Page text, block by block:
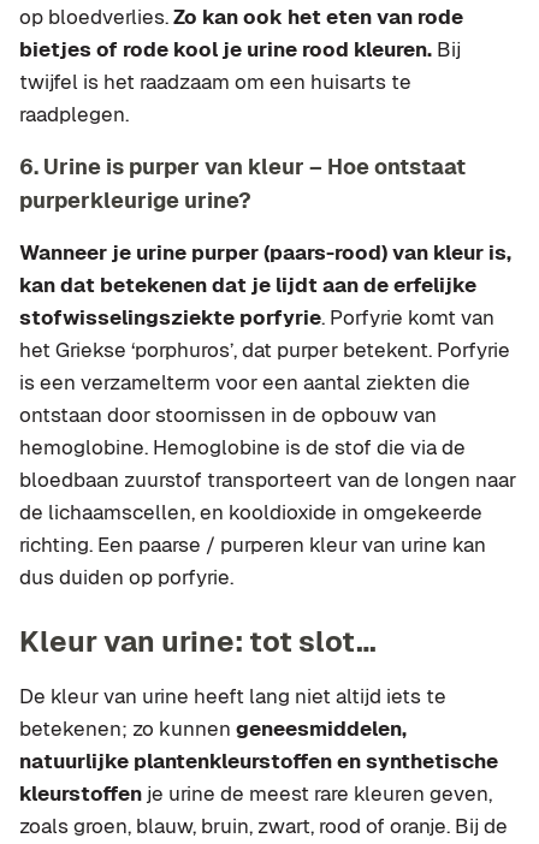
op bloedverlies.Zo kan ook het eten van rode
bietjes of rode kool je urine rood kleuren. Bij
twijfel is het raadzaam om een huisarts te
raadplegen.
6. Urine is purper van kleur – Hoe ontstaat
purperkleurige urine?
Wanneer je urine purper (paars-rood) van kleur is,
kan dat betekenen dat je lijdt aan de erfelijke
stofwisselingsziekte porfyrie. Porfyrie komt van
het Griekse ‘porphuros’, dat purper betekent. Porfyrie
is een verzamelterm voor een aantal ziekten die
ontstaan door stoornissen in de opbouw van
hemoglobine. Hemoglobine is de stof die via de
bloedbaan zuurstof transporteert van de longen naar
de lichaamscellen, en kooldioxide in omgekeerde
richting. Een paarse / purperen kleur van urine kan
dus duiden op porfyrie.
Kleur van urine: tot slot…
De kleur van urine heeft lang niet altijd iets te
betekenen; zo kunnen geneesmiddelen,
natuurlijke plantenkleurstoffen en synthetische
kleurstoffen je urine de meest rare kleuren geven,
zoals groen, blauw, bruin, zwart, rood of oranje. Bij de